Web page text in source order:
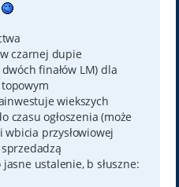
czarnej dupie
finałów LM) dla
wiekszych
czasu ogłoszenia (może
wbicia przysłowiowej
ustalenie, b słuszne: